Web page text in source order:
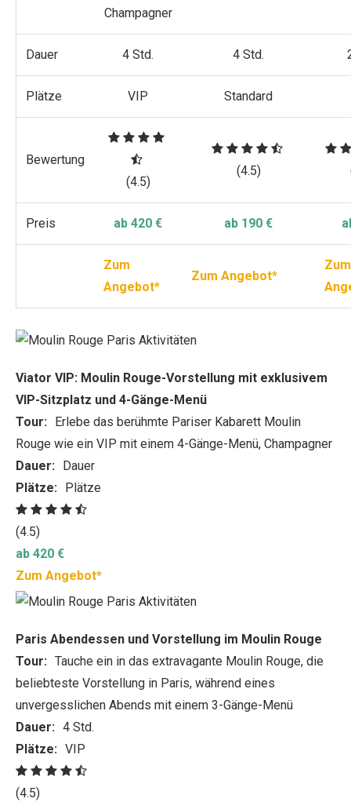
Champagner
Dauer 4 Std. 4 Std.
Plätze VIP Standard
Bewertung
(4.5)
(4.5)
Preis ab 420 € ab 190 €
Zum
Angebot*
Zum Angebot*
Zum
Viator VIP: Moulin Rouge-Vorstellung mit exklusivem
VIP-Sitzplatz und 4-Gänge-Menü
Tour: Erlebe das berühmte Pariser Kabarett Moulin
Rouge wie ein VIP mit einem 4-Gänge-Menü, Champagner
Dauer: Dauer
Plätze: Plätze
(4.5)
ab 420 €
Zum Angebot*
Paris Abendessen und Vorstellung im Moulin Rouge
Tour: Tauche ein in das extravagante Moulin Rouge, die
beliebteste Vorstellung in Paris, während eines
unvergesslichen Abends mit einem 3-Gänge-Menü
Dauer: 4 Std.
Plätze: VIP
(4.5)